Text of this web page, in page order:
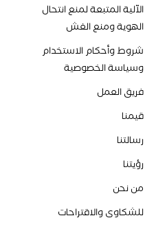
الآلية المتبعة لمنع انتحال
الهوية ومنع الغش
شروط وأحكام الاستخدام
وسياسة الخصوصية
فريق العمل
قيمنا
رسالتنا
رؤيتنا
من نحن
للشكاوى والاقتراحات